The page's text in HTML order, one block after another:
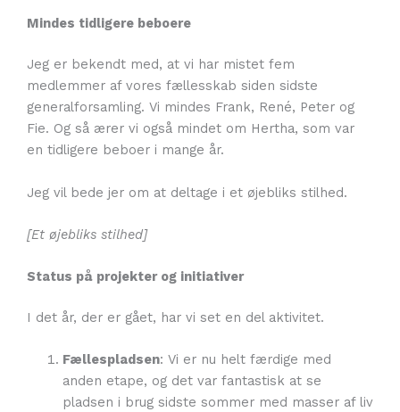
Mindes tidligere beboere
Jeg er bekendt med, at vi har mistet fem
medlemmer af vores fællesskab siden sidste
generalforsamling. Vi mindes Frank, René, Peter og
Fie. Og så ærer vi også mindet om Hertha, som var
en tidligere beboer i mange år.
Jeg vil bede jer om at deltage i et øjebliks stilhed.
[Et øjebliks stilhed]
Status på projekter og initiativer
I det år, der er gået, har vi set en del aktivitet.
Fællespladsen: Vi er nu helt færdige med
anden etape, og det var fantastisk at se
pladsen i brug sidste sommer med masser af liv